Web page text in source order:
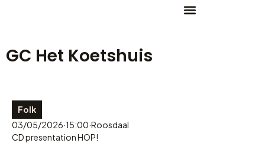
GC Het Koetshuis
Folk
03/05/2026·15:00·Roosdaal
CD presentation HOP!